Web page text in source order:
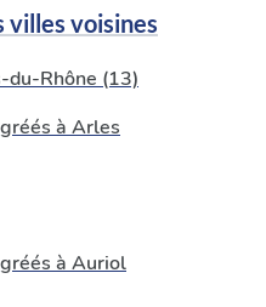
villes voisines
du-Rhône (13)
à Arles
à Auriol